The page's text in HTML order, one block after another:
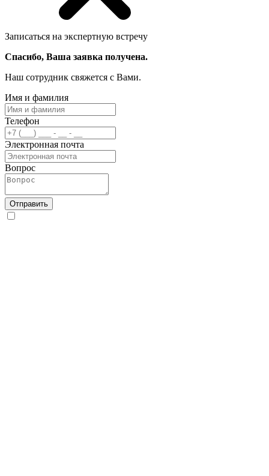
Записаться на экспертную встречу
Спасибо, Ваша заявка получена.
Наш сотрудник свяжется с Вами.
Имя и фамилия
Телефон
Электронная почта
Вопрос
Отправить